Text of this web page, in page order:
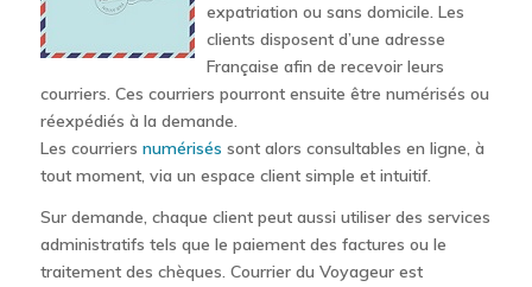
expatriation ou sans domicile. Les
clients disposent d’une adresse
Française afin de recevoir leurs
courriers. Ces courriers pourront ensuite être numérisés ou
réexpédiés à la demande.
Les courriers numérisés sont alors consultables en ligne, à
tout moment, via un espace client simple et intuitif.
Sur demande, chaque client peut aussi utiliser des services
administratifs tels que le paiement des factures ou le
traitement des chèques. Courrier du Voyageur est